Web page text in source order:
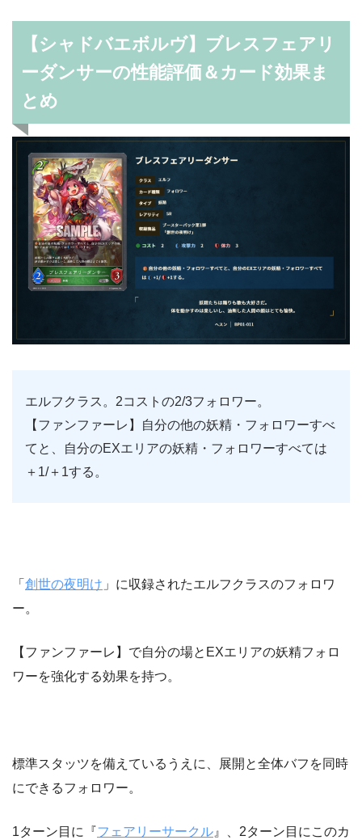
【シャドバエボルヴ】ブレスフェアリ
ーダンサーの性能評価＆カード効果ま
とめ
エルフクラス。2コストの2/3フォロワー。
【ファンファーレ】自分の他の妖精・フォロワーすべ
てと、自分のEXエリアの妖精・フォロワーすべては
＋1/＋1する。
「 創世の夜明け 」に収録されたエルフクラスのフォロワ
ー。
【ファンファーレ】で自分の場とEXエリアの妖精フォロ
ワーを強化する効果を持つ。
標準スタッツを備えているうえに、展開と全体バフを同時
にできるフォロワー。
1ターン目に『フェアリーサークル 』、2ターン目にこのカ